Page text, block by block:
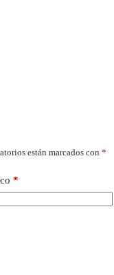
están marcados con *
*